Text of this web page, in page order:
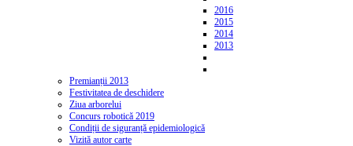
2016
2015
2014
2013
Premianții 2013
Festivitatea de deschidere
Ziua arborelui
Concurs robotică 2019
Condiții de siguranță epidemiologică
Vizită autor carte